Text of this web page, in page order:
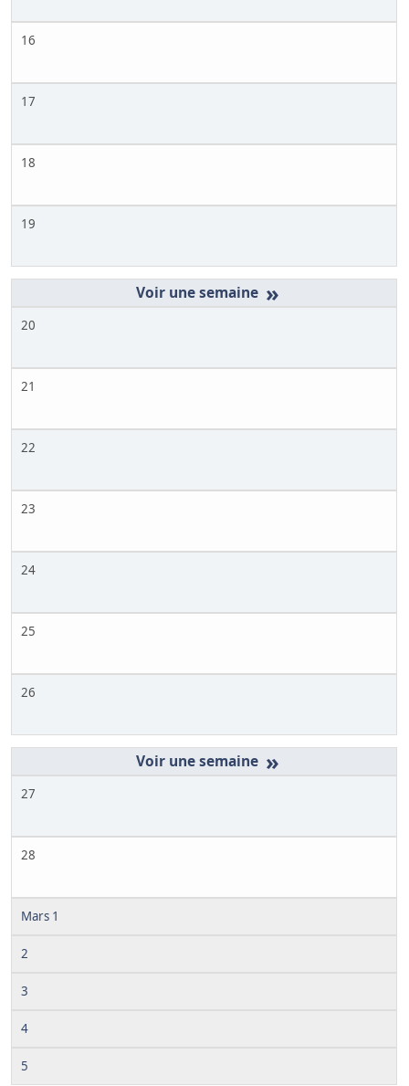
16
17
18
19
»
20
21
22
23
24
25
26
»
27
28
Mars 1
2
3
4
5